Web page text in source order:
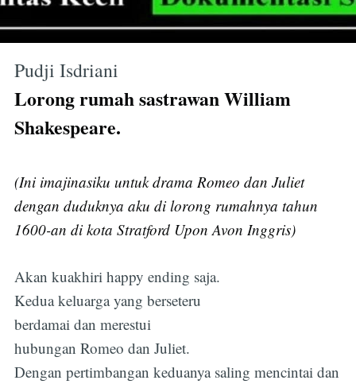
Pudji Isdriani
Lorong rumah sastrawan William
Shakespeare.
(Ini imajinasiku untuk drama Romeo dan Juliet
dengan duduknya aku di lorong rumahnya tahun
1600-an di kota Stratford Upon Avon Inggris)
Akan kuakhiri happy ending saja.
Kedua keluarga yang berseteru
berdamai dan merestui
hubungan Romeo dan Juliet.
Dengan pertimbangan keduanya saling mencintai dan